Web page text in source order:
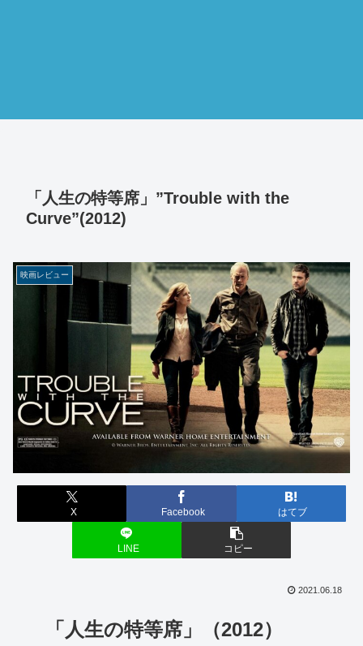
「人生の特等席」”Trouble with the
Curve”(2012)
映画レビュー
X Facebook はてブ
LINE コピー
2021.06.18
「人生の特等席」（2012）